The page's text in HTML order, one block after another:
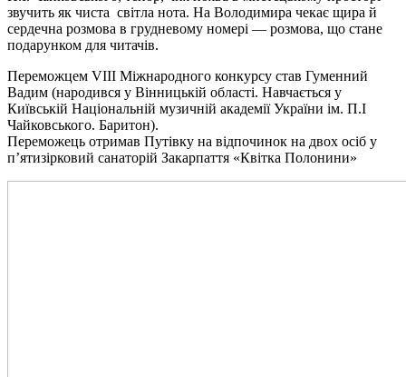
звучить як чиста світла нота. На Володимира чекає щира й
сердечна розмова в грудневому номері — розмова, що стане
подарунком для читачів.
Переможцем VIII Міжнародного конкурсу став Гуменний
Вадим (народився у Вінницькій області. Навчається у
Київській Національній музичній академії України ім. П.І
Чайковського. Баритон).
Переможець отримав Путівку на відпочинок на двох осіб у
п’ятизірковий санаторій Закарпаття «Квітка Полонини»